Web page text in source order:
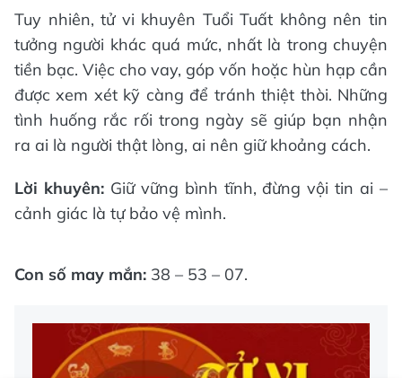
Tuy nhiên, tử vi khuyên Tuổi Tuất không nên tin
tưởng người khác quá mức, nhất là trong chuyện
tiền bạc. Việc cho vay, góp vốn hoặc hùn hạp cần
được xem xét kỹ càng để tránh thiệt thòi. Những
tình huống rắc rối trong ngày sẽ giúp bạn nhận
ra ai là người thật lòng, ai nên giữ khoảng cách.
Lời khuyên:Giữ vững bình tĩnh, đừng vội tin ai –
cảnh giác là tự bảo vệ mình.
Con số may mắn: 38 – 53 – 07.